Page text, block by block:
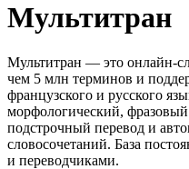
Мультитран
Мультитран — это онлайн-
чем 5 млн терминов и
французского и русского
морфологический,
подстрочный перевод и
словосочетаний. База
и переводчиками.